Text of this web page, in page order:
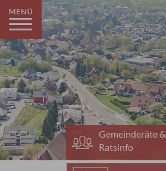
Gemeinderäte &
Ratsinfo